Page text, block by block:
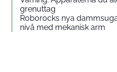
grenuttag
Roborocks nya
nivå med mekanisk arm